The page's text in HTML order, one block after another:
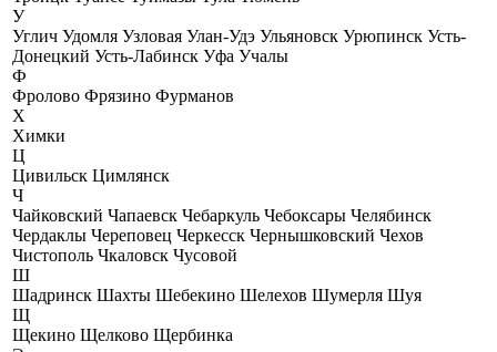
У
Углич Удомля Узловая Улан-Удэ Ульяновск Урюпинск Усть-
Донецкий Усть-Лабинск Уфа Учалы
Ф
Фролово Фрязино Фурманов
Х
Химки
Ц
Цивильск Цимлянск
Ч
Чайковский Чапаевск Чебаркуль Чебоксары Челябинск
Чердаклы Череповец Черкесск Чернышковский Чехов
Чистополь Чкаловск Чусовой
Ш
Шадринск Шахты Шебекино Шелехов Шумерля Шуя
Щ
Щекино Щелково Щербинка